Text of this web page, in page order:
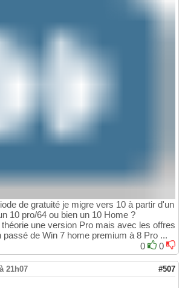
de gratuité je migre vers 10 à partir d'un
10 pro/64 ou bien un 10 Home ?
une version Pro mais avec les offres
de Win 7 home premium à 8 Pro ...
0
0
21h07 #507